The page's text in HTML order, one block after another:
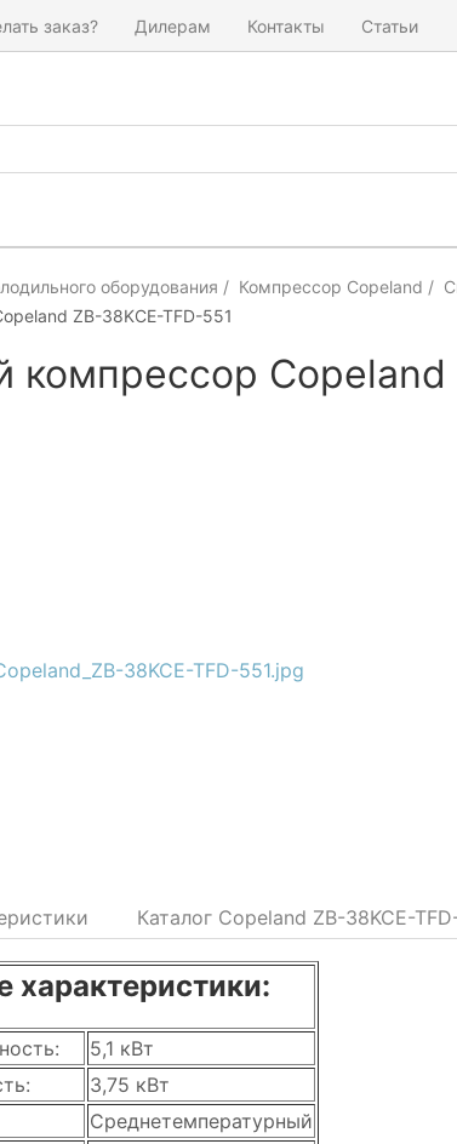
заказ? Дилерам Контакты Статьи
оборудования Компрессор Copeland
ZB-38KCE-TFD-551
компрессор Copeland
Каталог Copeland ZB-38KCE-
характеристики:
5,1 кВт
3,75 кВт
Среднетемпературный